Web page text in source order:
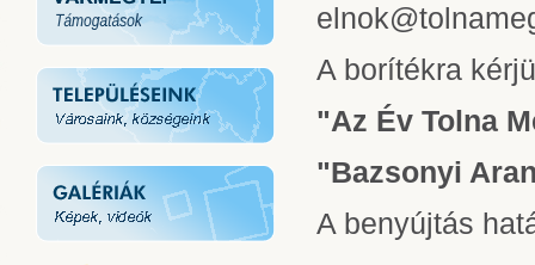
A borítékra
"Az Év Tolna
"Bazsonyi
A benyújtás